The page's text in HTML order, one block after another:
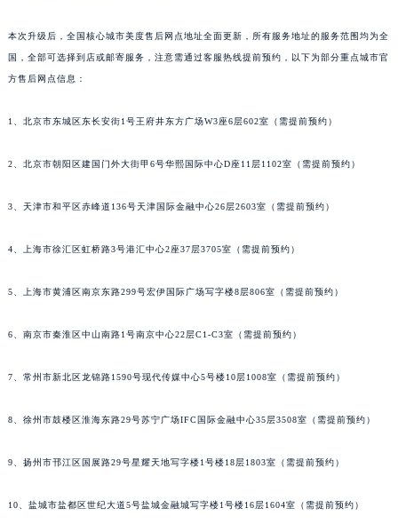
本次升级后，全国核心城市美度售后网点地址全面更新，所有服务地址的服务范围均为全
国，全部可选择到店或邮寄服务，注意需通过客服热线提前预约，以下为部分重点城市官
方售后网点信息：
1、北京市东城区东长安街1号王府井东方广场W3座6层602室（需提前预约）
2、北京市朝阳区建国门外大街甲6号华熙国际中心D座11层1102室（需提前预约）
3、天津市和平区赤峰道136号天津国际金融中心26层2603室（需提前预约）
4、上海市徐汇区虹桥路3号港汇中心2座37层3705室（需提前预约）
5、上海市黄浦区南京东路299号宏伊国际广场写字楼8层806室（需提前预约）
6、南京市秦淮区中山南路1号南京中心22层C1-C3室（需提前预约）
7、常州市新北区龙锦路1590号现代传媒中心5号楼10层1008室（需提前预约）
8、徐州市鼓楼区淮海东路29号苏宁广场IFC国际金融中心35层3508室（需提前预约）
9、扬州市邗江区国展路29号星耀天地写字楼1号楼18层1803室（需提前预约）
10、盐城市盐都区世纪大道5号盐城金融城写字楼1号楼16层1604室（需提前预约）